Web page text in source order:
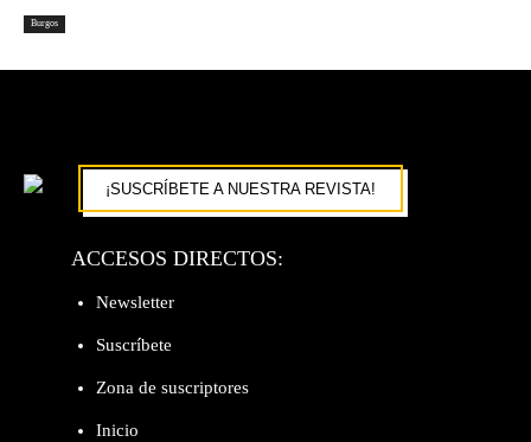
Burgos
¡SUSCRÍBETE A NUESTRA REVISTA!
ACCESOS DIRECTOS:
Newsletter
Suscríbete
Zona de suscriptores
Inicio